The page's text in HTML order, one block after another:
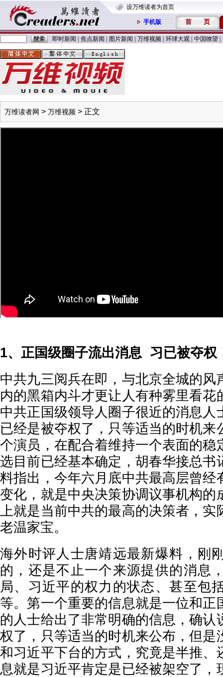
设万维读者为首页
手机版 首 页
即时新闻 焦点新闻 图片新闻 万维视频 环球大观 中国嘹望
万维读者网 > 万维视频 > 正文
1、正国级圈子流出消息 习已被夺权
中共九三阅兵在即，与北京全城的风
内的黑箱内斗才更让人有种雾里看花
中共正国级领导人圈子很近的消息人
已经是被夺权了，只等适当的时机来
个演员，在配合着维持一个表面的稳
选目前已经基本确定，胡春华接总书
料指出，今年六月底中共最高层曾经
变化，就是中央决策协调议事机构的
上就是当前中共的最高的决策者，实
老温家宝。
海外时评人士唐靖远最新爆料，刚
的，还是不止一个来源提供的消息
局、习近平的权力的状态、甚至包
等。第一个重要的信息就是一位和正
的人士给出了非常明确的信息，确认
权了，只等适当的时机来公布，但是
和习近平下台的方式，究竟是半推、
息就是习近平肯定是已经被架空了，